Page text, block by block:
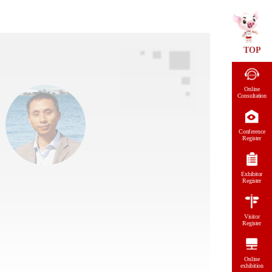
TOP
Online
Consultation
Conference
Register
Exhibitor
Register
Visitor
Register
Online
exhibition